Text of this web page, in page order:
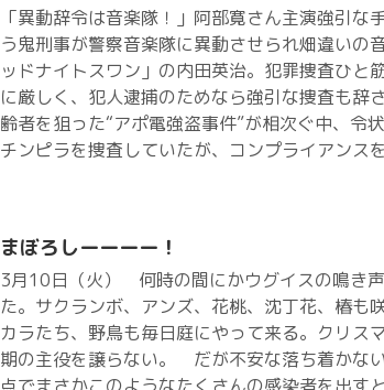
「異動辞令は音楽隊！」阿部寛さん主演強引な
う鬼刑事が警察音楽隊に異動させられ畑違いの
ッドナイトスワン」の内田英治。犯罪捜査ひと
に厳しく、犯人逮捕のためなら強引な捜査も辞
齢者を狙った“アポ電強盗事件”が相次ぐ中、令
チンピラを捜査していたが、コンプライアンス
まぼろしーーーー！
3月10日（火） 何時の間にかウグイスの鳴き
た。サクランボ、アンズ、花桃、沈丁花、椿も
カラたち、野鳥も毎日庭にやって来る。クリス
期の主役を譲らない。 だが不安な落ち着かな